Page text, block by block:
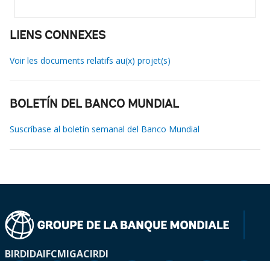
LIENS CONNEXES
Voir les documents relatifs au(x) projet(s)
BOLETÍN DEL BANCO MUNDIAL
Suscríbase al boletín semanal del Banco Mundial
BIRDIDAIFCMIGACIRDI